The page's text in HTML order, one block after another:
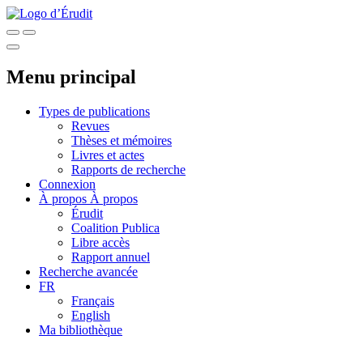
Menu principal
Types de publications
Revues
Thèses et mémoires
Livres et actes
Rapports de recherche
Connexion
À propos À propos
Érudit
Coalition Publica
Libre accès
Rapport annuel
Recherche avancée
FR
Français
English
Ma bibliothèque